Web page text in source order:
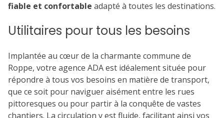
fiable et confortable adapté à toutes les destinations.
Utilitaires pour tous les besoins
Implantée au cœur de la charmante commune de
Roppe, votre agence ADA est idéalement située pour
répondre à tous vos besoins en matière de transport,
que ce soit pour naviguer aisément entre les rues
pittoresques ou pour partir à la conquête de vastes
chantiers. La circulation y est fluide, facilitant ainsi vos